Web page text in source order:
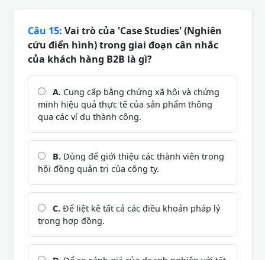
Câu 15: Vai trò của 'Case Studies' (Nghiên
cứu điển hình) trong giai đoạn cân nhắc
của khách hàng B2B là gì?
A. Cung cấp bằng chứng xã hội và chứng
minh hiệu quả thực tế của sản phẩm thông
qua các ví dụ thành công.
B. Dùng để giới thiệu các thành viên trong
hội đồng quản trị của công ty.
C. Để liệt kê tất cả các điều khoản pháp lý
trong hợp đồng.